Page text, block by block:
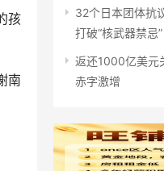
孩
南
32个日本团体抗
打破“核武器禁忌”
返还1000亿美元
赤字激增